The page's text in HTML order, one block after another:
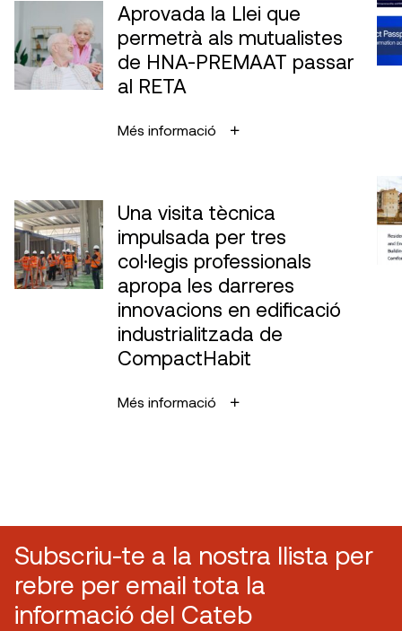
Aprovada la Llei que
permetrà als mutualistes
de HNA-PREMAAT passar
al RETA
Més informació
Una visita tècnica
impulsada per tres
col·legis professionals
apropa les darreres
innovacions en edificació
industrialitzada de
CompactHabit
Més informació
Subscriu-te a la nostra llista per
rebre per email tota la
informació del Cateb